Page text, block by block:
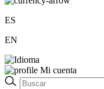
ES
EN
Mi cuenta